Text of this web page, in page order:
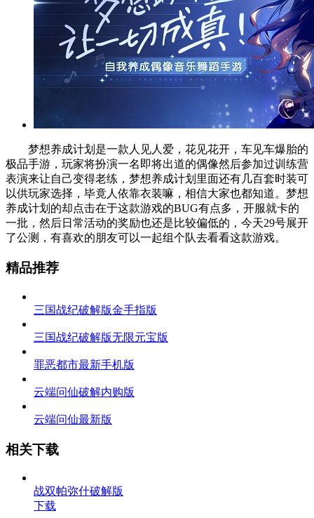
梦想养成计划是一款人见人爱，花见花开，车见车爆胎的
极品手游，玩家将扮演一名即将出道的偶像然后参加过训练营
表演来让自己变得老练，梦想养成计划里面还有几百套时装可
以供玩家选择，毕竟人依靠衣装嘛，相信大家也都知道。梦想
养成计划的却点击在于这款游戏的BUG有点多，开服就卡的
一批，然后日常活动的奖励也还是比较偏低的，今天29号展开
了公测，有喜欢的朋友可以一起组个队去看看这款游戏。
精品推荐
三国战纪破解版金手指版
三国战纪破解版无限元宝版
罪恶都市最新手机版
云端问仙破解内购版
云端问仙最新版
相关下载
战双帕弥什破解版
下载